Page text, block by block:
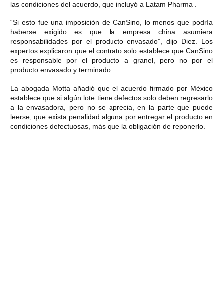
las condiciones del acuerdo, que incluyó a Latam Pharma .
“Si esto fue una imposición de CanSino, lo menos que podría
haberse exigido es que la empresa china asumiera
responsabilidades por el producto envasado”, dijo Diez. Los
expertos explicaron que el contrato solo establece que CanSino
es responsable por el producto a granel, pero no por el
producto envasado y terminado.
La abogada Motta añadió que el acuerdo firmado por México
establece que si algún lote tiene defectos solo deben regresarlo
a la envasadora, pero no se aprecia, en la parte que puede
leerse, que exista penalidad alguna por entregar el producto en
condiciones defectuosas, más que la obligación de reponerlo.